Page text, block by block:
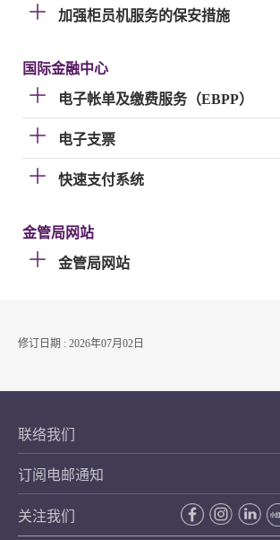
加强柜员机服务的保安措施
国际金融中心
电子帐单及缴费服务（EBPP）
电子支票
快速支付系统
金管局网站
金管局网站
修订日期 : 2026年07月02日
联络我们
订阅电邮通知
关注我们